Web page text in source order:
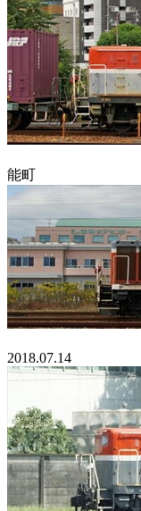
能町
2018.07.14